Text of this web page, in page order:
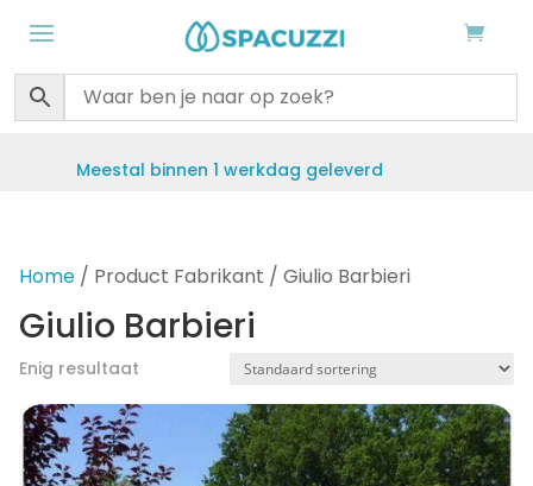
1 werkdag geleverd Gratis
Home/ Product Fabrikant / Giulio Barbieri
Giulio Barbieri
Enig resultaat